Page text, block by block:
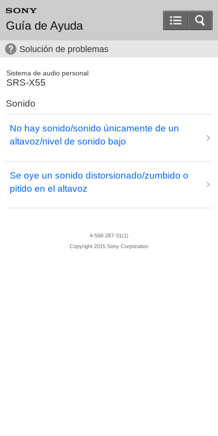
Guía de Ayuda
Solución de problemas
Sistema de audio personal
SRS-X55
Sonido
No hay sonido/sonido únicamente de un
altavoz/nivel de sonido bajo
Se oye un sonido distorsionado/zumbido o
pitido en el altavoz
4-568-287-31(1)
Copyright 2015 Sony Corporation